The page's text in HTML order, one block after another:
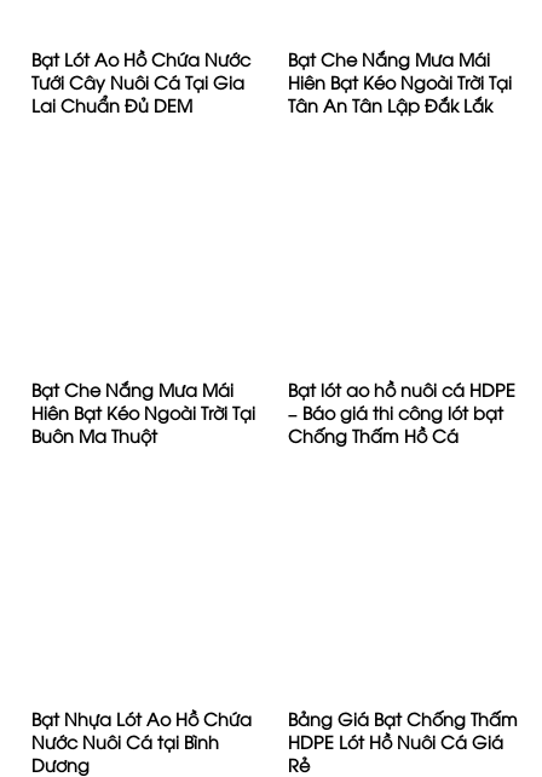
Bạt Lót Ao Hồ Chứa Nước
Tưới Cây Nuôi Cá Tại Gia
Lai Chuẩn Đủ DEM
Bạt Che Nắng Mưa Mái
Hiên Bạt Kéo Ngoài Trời Tại
Tân An Tân Lập Đắk Lắk
Bạt Che Nắng Mưa Mái
Hiên Bạt Kéo Ngoài Trời Tại
Buôn Ma Thuột
Bạt lót ao hồ nuôi cá HDPE
– Báo giá thi công lót bạt
Chống Thấm Hồ Cá
Bạt Nhựa Lót Ao Hồ Chứa
Nước Nuôi Cá tại Bình
Dương
Bảng Giá Bạt Chống Thấm
HDPE Lót Hồ Nuôi Cá Giá
Rẻ